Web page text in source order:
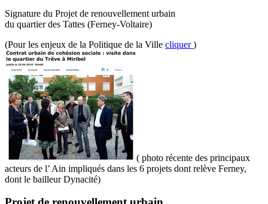
Signature du Projet de renouvellement urbain
du quartier des Tattes (Ferney-Voltaire)
(Pour les enjeux de la Politique de la Ville cliquer)
( photo récente des principaux
acteurs de l’ Ain impliqués dans les 6 projets dont relève Ferney,
dont le bailleur Dynacité)